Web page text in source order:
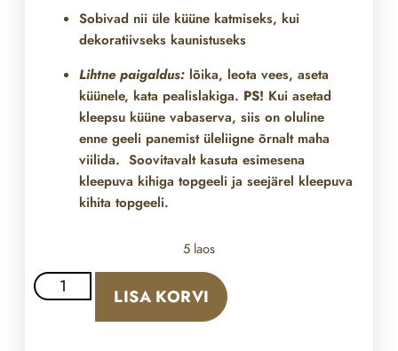
Sobivad nii üle küüne katmiseks, kui
dekoratiivseks kaunistuseks
Lihtne paigaldus: lõika, leota vees, aseta
küünele, kata pealislakiga. PS! Kui asetad
kleepsu küüne vabaserva, siis on oluline
enne geeli panemist üleliigne õrnalt maha
viilida. Soovitavalt kasuta esimesena
kleepuva kihiga topgeeli ja seejärel kleepuva
kihita topgeeli.
5 laos
LISA KORVI